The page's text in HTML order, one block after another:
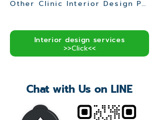
Other Clinic Interior Design Project>>
Interior design services
>>Click<<
Chat with Us on LINE